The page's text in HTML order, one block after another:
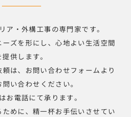
ア・外構工事の専門家です。
ズを形にし、心地よい生活空間
提供します。
は、お問い合わせフォームより
い合わせください。
お電話にて承ります。
めに、精一杯お手伝いさせてい